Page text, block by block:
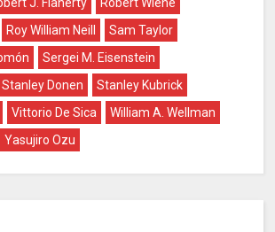
J. Flaherty
Robert Wiene
Roy William Neill
Sam Taylor
Sergei M. Eisenstein
Stanley Donen
Stanley Kubrick
Vittorio De Sica
William A. Wellman
Yasujiro Ozu